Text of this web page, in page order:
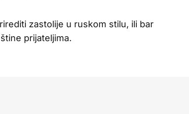
zastolije u ruskom stilu, ili bar
prijateljima.